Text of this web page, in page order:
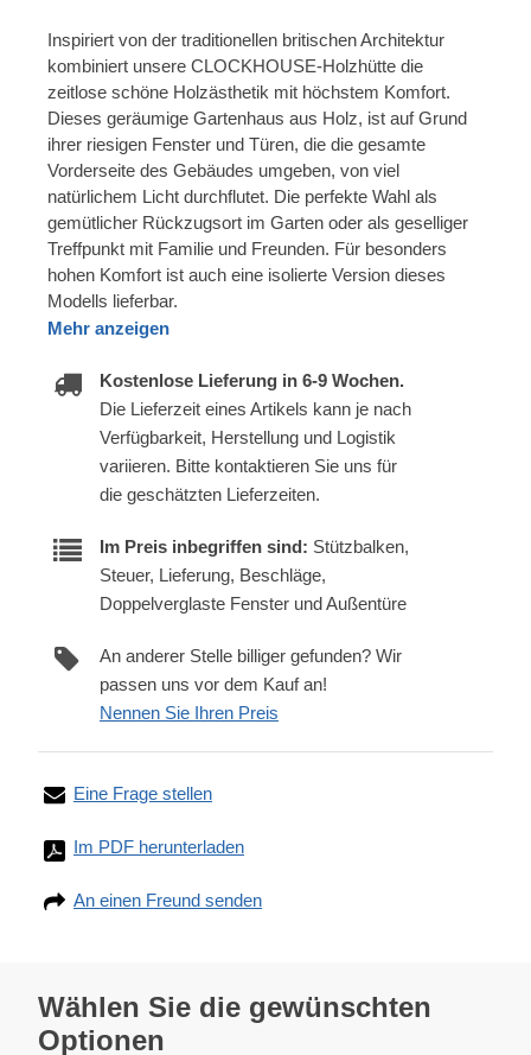
Inspiriert von der traditionellen britischen Architektur
kombiniert unsere CLOCKHOUSE-Holzhütte die
zeitlose schöne Holzästhetik mit höchstem Komfort.
Dieses geräumige Gartenhaus aus Holz, ist auf Grund
ihrer riesigen Fenster und Türen, die die gesamte
Vorderseite des Gebäudes umgeben, von viel
natürlichem Licht durchflutet. Die perfekte Wahl als
gemütlicher Rückzugsort im Garten oder als geselliger
Treffpunkt mit Familie und Freunden. Für besonders
hohen Komfort ist auch eine isolierte Version dieses
Modells lieferbar.
Mehr anzeigen
Kostenlose Lieferung in 6-9 Wochen.
Die Lieferzeit eines Artikels kann je nach
Verfügbarkeit, Herstellung und Logistik
variieren. Bitte kontaktieren Sie uns für
die geschätzten Lieferzeiten.
Im Preis inbegriffen sind: Stützbalken,
Steuer, Lieferung, Beschläge,
Doppelverglaste Fenster und Außentüre
An anderer Stelle billiger gefunden? Wir
passen uns vor dem Kauf an!
Nennen Sie Ihren Preis
Eine Frage stellen
Im PDF herunterladen
An einen Freund senden
Wählen Sie die gewünschten
Optionen